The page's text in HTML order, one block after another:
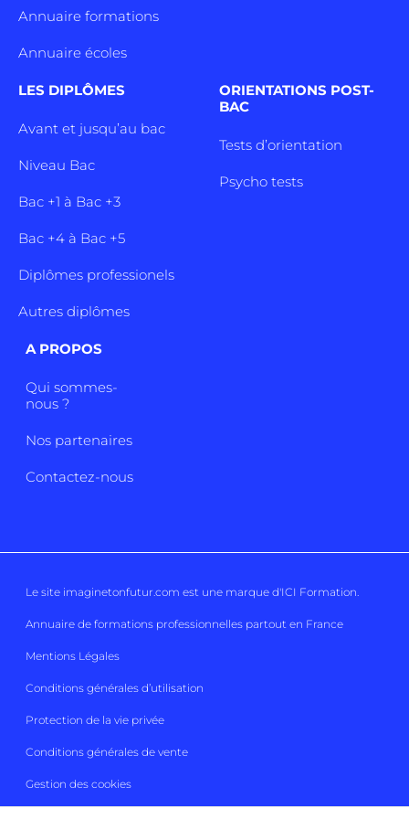
Annuaire formations
Annuaire écoles
LES DIPLÔMES
Avant et jusqu’au bac
Niveau Bac
Bac +1 à Bac +3
Bac +4 à Bac +5
Diplômes professionels
Autres diplômes
ORIENTATIONS POST-
BAC
Tests d’orientation
Psycho tests
A PROPOS
Qui sommes-
nous ?
Nos partenaires
Contactez-nous
Le site imaginetonfutur.com est une marque d'ICI Formation.
Annuaire de formations professionnelles partout en France
Mentions Légales
Conditions générales d’utilisation
Protection de la vie privée
Conditions générales de vente
Gestion des cookies